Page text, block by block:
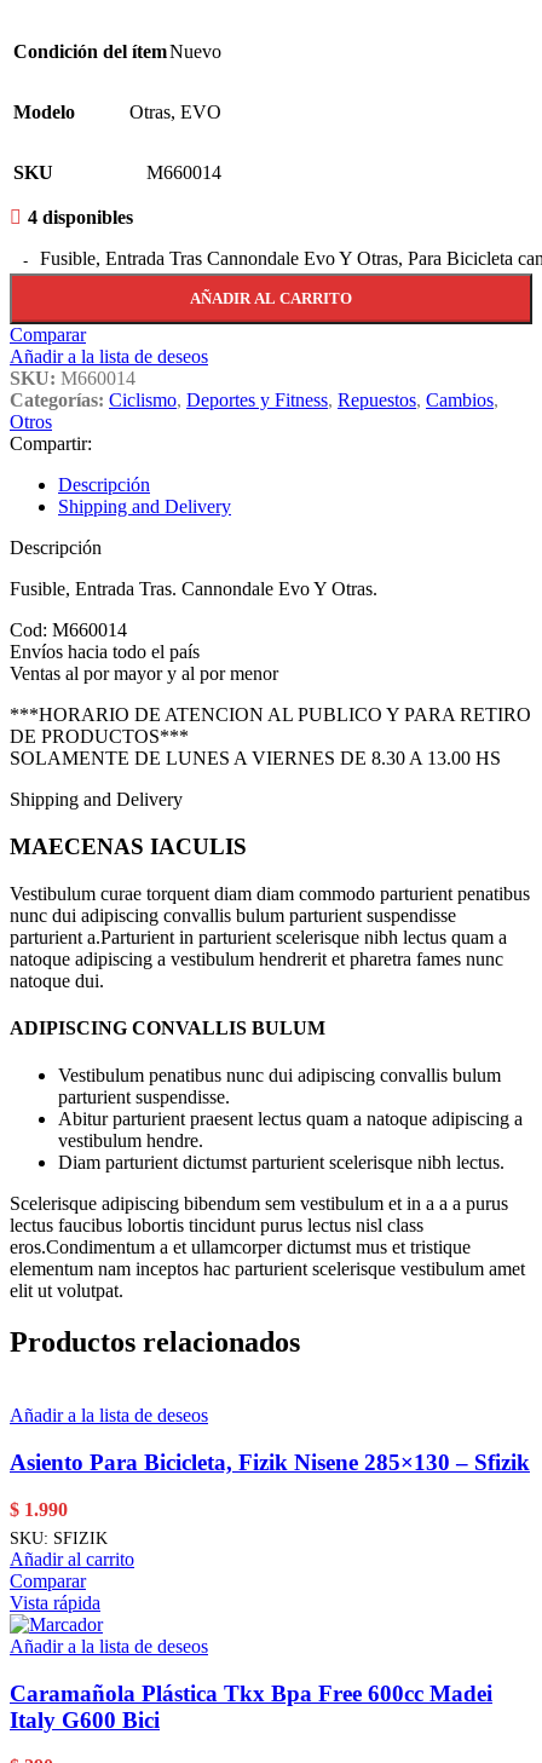
Condición del ítemNuevo
Modelo Otras, EVO
SKU M660014
4 disponibles
Fusible, Entrada Tras Cannondale Evo Y Otras, Para Bicicleta
AÑADIR AL CARRITO
Comparar
Añadir a la lista de deseos
SKU: M660014
Categorías: Ciclismo, Deportes y Fitness, Repuestos, Cambios,
Otros
Compartir:
Descripción
Shipping and Delivery
Descripción
Fusible, Entrada Tras. Cannondale Evo Y Otras.
Cod: M660014
Envíos hacia todo el país
Ventas al por mayor y al por menor
***HORARIO DE ATENCION AL PUBLICO Y PARA RETIRO
DE PRODUCTOS***
SOLAMENTE DE LUNES A VIERNES DE 8.30 A 13.00 HS
Shipping and Delivery
MAECENAS IACULIS
Vestibulum curae torquent diam diam commodo parturient penatibus
nunc dui adipiscing convallis bulum parturient suspendisse
parturient a.Parturient in parturient scelerisque nibh lectus quam a
natoque adipiscing a vestibulum hendrerit et pharetra fames nunc
natoque dui.
ADIPISCING CONVALLIS BULUM
Vestibulum penatibus nunc dui adipiscing convallis bulum
parturient suspendisse.
Abitur parturient praesent lectus quam a natoque adipiscing a
vestibulum hendre.
Diam parturient dictumst parturient scelerisque nibh lectus.
Scelerisque adipiscing bibendum sem vestibulum et in a a a purus
lectus faucibus lobortis tincidunt purus lectus nisl class
eros.Condimentum a et ullamcorper dictumst mus et tristique
elementum nam inceptos hac parturient scelerisque vestibulum amet
elit ut volutpat.
Productos relacionados
Añadir a la lista de deseos
Asiento Para Bicicleta, Fizik Nisene 285×130 – Sfizik
$ 1.990
SKU: SFIZIK
Añadir al carrito
Comparar
Vista rápida
Añadir a la lista de deseos
Caramañola Plástica Tkx Bpa Free 600cc Madei
Italy G600 Bici